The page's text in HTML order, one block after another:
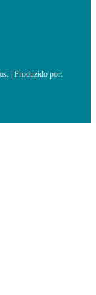
| Produzido por: